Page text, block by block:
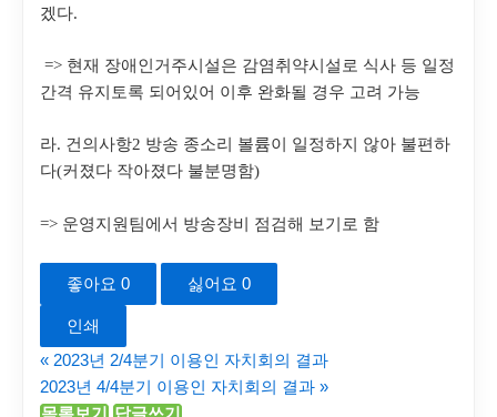
겠다.
=> 현재 장애인거주시설은 감염취약시설로 식사 등 일정
간격 유지토록 되어있어 이후 완화될 경우 고려 가능
라. 건의사항2 방송 종소리 볼륨이 일정하지 않아 불편하
다(커졌다 작아졌다 불분명함)
=> 운영지원팀에서 방송장비 점검해 보기로 함
좋아요 0 싫어요 0
인쇄
« 2023년 2/4분기 이용인 자치회의 결과
2023년 4/4분기 이용인 자치회의 결과 »